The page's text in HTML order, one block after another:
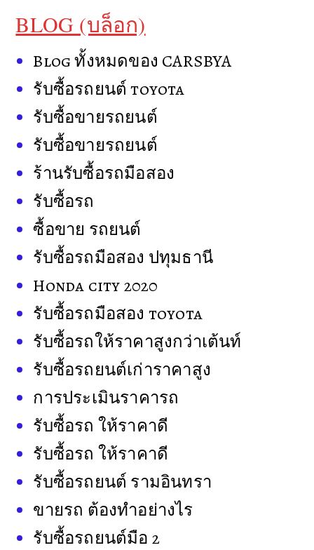
BLOG (บล็อก)
Blog ทั้งหมดของ CARSBYA
รับซื้อรถยนต์ toyota
รับซื้อขายรถยนต์
รับซื้อขายรถยนต์
ร้านรับซื้อรถมือสอง
รับซื้อรถ
ซื้อขาย รถยนต์
รับซื้อรถมือสอง ปทุมธานี
Honda city 2020
รับซื้อรถมือสอง toyota
รับซื้อรถให้ราคาสูงกว่าเต้นท์
รับซื้อรถยนต์เก่าราคาสูง
การประเมินราคารถ
รับซื้อรถ ให้ราคาดี
รับซื้อรถ ให้ราคาดี
รับซื้อรถยนต์ รามอินทรา
ขายรถ ต้องทำอย่างไร
รับซื้อรถยนต์มือ 2